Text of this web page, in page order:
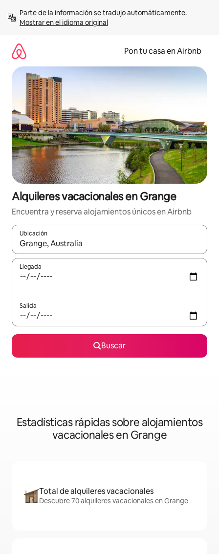
contenidoMostrar en el idioma original
Pon tu casa en Airbnb
Alquileres vacacionales en Grange
Encuentra y reserva alojamientos únicos en Airbnb
Ubicación
Cuando los resultados estén disponibles, navega con las
Llegada
Salida
Buscar
Estadísticas rápidas sobre alojamientos
vacacionales en Grange
Total de alquileres vacacionales
Descubre 70 alquileres vacacionales en Grange